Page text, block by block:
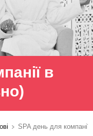
в
SPA день для компанії